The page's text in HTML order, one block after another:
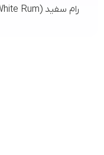
رام سفید (White Rum)، نیشکر، مشک.